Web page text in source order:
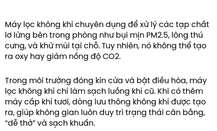
Máy lọc không khí chuyên dụng để xử lý các tạp chất
lơ lửng bên trong phòng như bụi mịn PM2.5, lông thú
cưng, và khử mùi tại chỗ. Tuy nhiên, nó không thể tạo
ra oxy hay giảm nồng độ CO2.
Trong môi trường đóng kín cửa và bật điều hòa, máy
lọc không khí chỉ làm sạch luồng khí cũ. Khi có thêm
máy cấp khí tươi, dòng lưu thông không khí được tạo
ra, giúp không gian luôn duy trì trạng thái cân bằng,
“dễ thở” và sạch khuẩn.